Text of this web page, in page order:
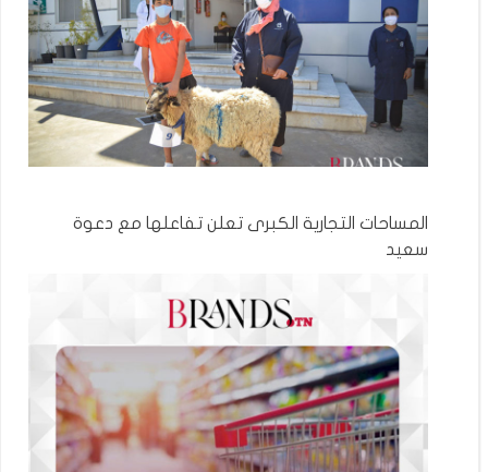
المساحات التجارية الكبرى تعلن تفاعلها مع دعوة
سعيد